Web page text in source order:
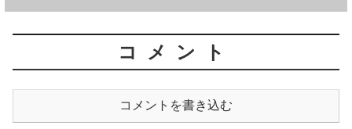
コメント
コメントを書き込む